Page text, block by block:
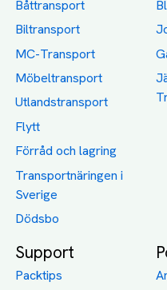
Båttransport
Biltransport
MC-Transport
Möbeltransport
Utlandstransport
Flytt
Förråd och lagring
Transportnäringen i
Sverige
Dödsbo
Support
Packtips